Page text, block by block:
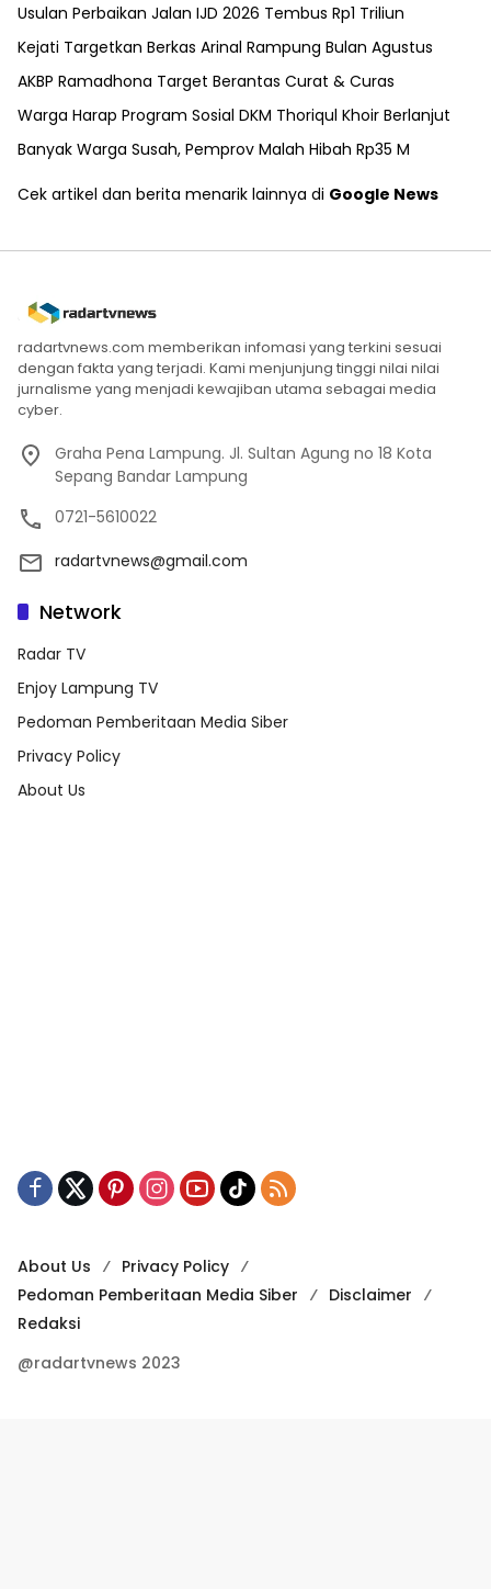
Usulan Perbaikan Jalan IJD 2026 Tembus Rp1 Triliun
Kejati Targetkan Berkas Arinal Rampung Bulan Agustus
AKBP Ramadhona Target Berantas Curat & Curas
Warga Harap Program Sosial DKM Thoriqul Khoir Berlanjut
Banyak Warga Susah, Pemprov Malah Hibah Rp35 M
Cek artikel dan berita menarik lainnya di Google News
radartvnews.com memberikan infomasi yang terkini sesuai
dengan fakta yang terjadi. Kami menjunjung tinggi nilai nilai
jurnalisme yang menjadi kewajiban utama sebagai media
cyber.
Graha Pena Lampung. Jl. Sultan Agung no 18 Kota
Sepang Bandar Lampung
0721-5610022
radartvnews@gmail.com
Network
Radar TV
Enjoy Lampung TV
Pedoman Pemberitaan Media Siber
Privacy Policy
About Us
About Us
Privacy Policy
Pedoman Pemberitaan Media Siber
Disclaimer
Redaksi
@radartvnews 2023